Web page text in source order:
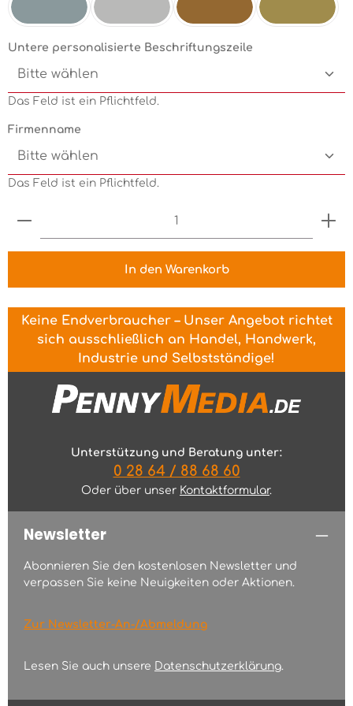
Untere personalisierte Beschriftungszeile
Das Feld ist ein Pflichtfeld.
Firmenname
Das Feld ist ein Pflichtfeld.
Produkt Anzahl: Gib den gewünschten Wert
In den Warenkorb
Keine Endverbraucher – Unser Angebot richtet
sich ausschließlich an Handel, Handwerk,
Industrie und Selbstständige!
Unterstützung und Beratung unter:
0 28 64 / 88 68 60
Oder über unser Kontaktformular.
Newsletter
Abonnieren Sie den kostenlosen Newsletter und
verpassen Sie keine Neuigkeiten oder Aktionen.
Zur Newsletter-An-/Abmeldung
Lesen Sie auch unsere Datenschutzerklärung.